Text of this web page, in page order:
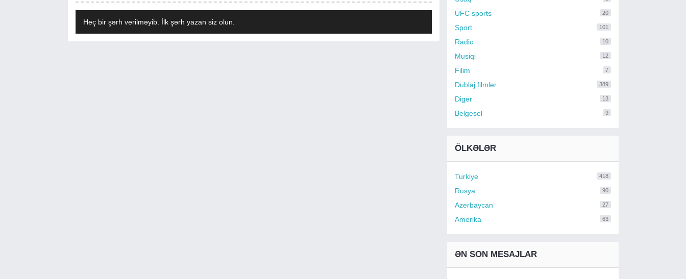
Heç bir şərh verilməyib. İlk şərh yazan siz olun.
UFC sports 20
Sport 101
Radio 10
Musiqi 12
Filim 7
Dublaj filmler 389
Diger 13
Belgesel 9
ÖLKƏLƏR
Turkiye 418
Rusya 90
Azerbaycan 27
Amerika 63
ƏN SON MESAJLAR